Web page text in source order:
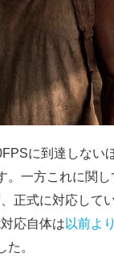
に到達しない
一方これに関
正式に対応して
応自体は以前よ
。